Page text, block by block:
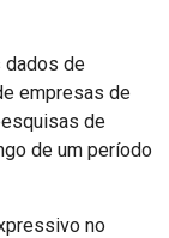
dados de
empresas de
de
de um período
no